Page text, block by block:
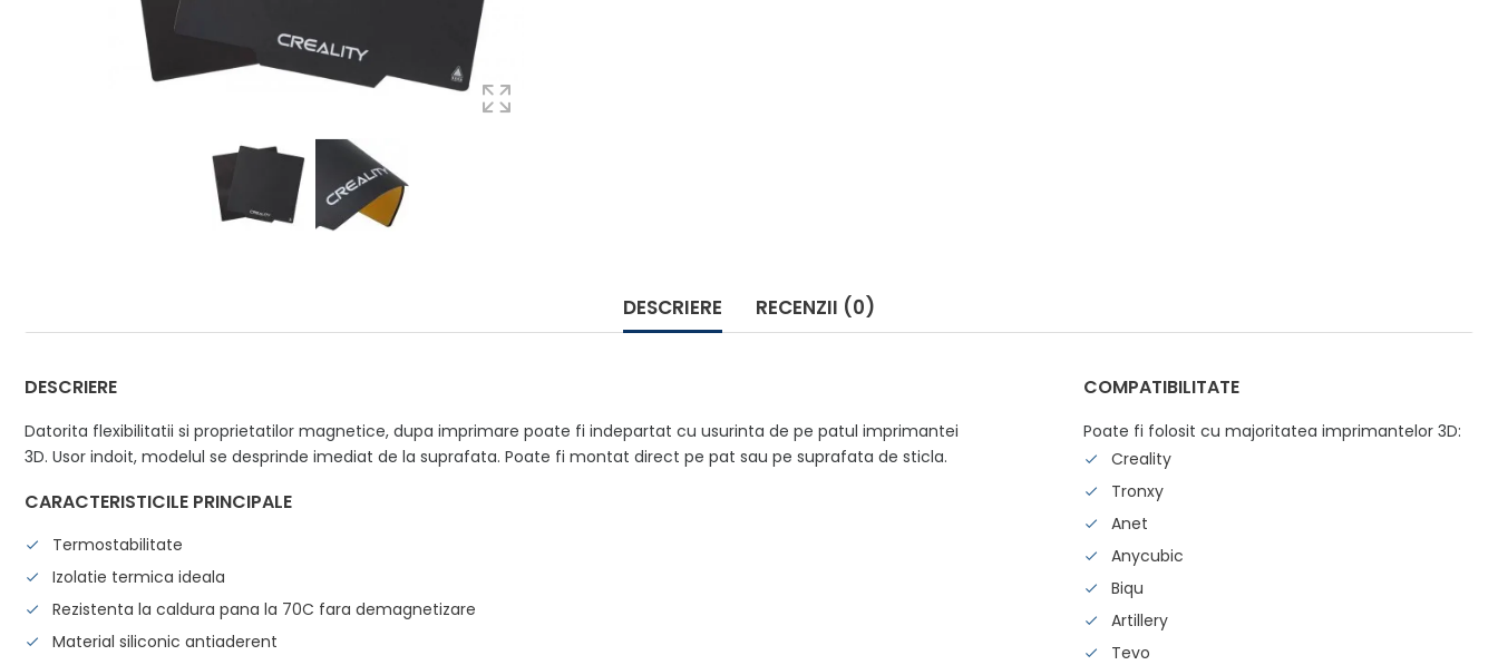
DESCRIERE RECENZII (0)
DESCRIERE
Datorita flexibilitatii si proprietatilor magnetice, dupa imprimare poate fi indepartat cu usurinta de pe patul imprimantei
3D. Usor indoit, modelul se desprinde imediat de la suprafata. Poate fi montat direct pe pat sau pe suprafata de sticla.
CARACTERISTICILE PRINCIPALE
Termostabilitate
Izolatie termica ideala
Rezistenta la caldura pana la 70C fara demagnetizare
Material siliconic antiaderent
COMPATIBILITATE
Poate fi folosit cu majoritatea imprimantelor 3D:
Creality
Tronxy
Anet
Anycubic
Biqu
Artillery
Tevo